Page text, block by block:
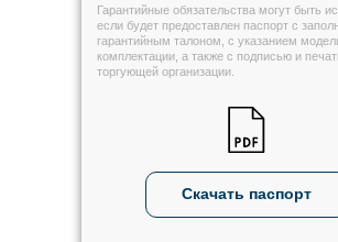
Гарантийные обязательства могут быть
если будет предоставлен паспорт с
гарантийным талоном, с указанием
комплектации, а также с подписью и
торгующей организации.
Скачать паспорт